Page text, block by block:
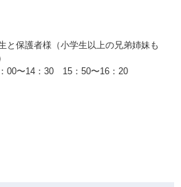
と保護者様（小学生以上の兄弟姉妹も
00〜14：30 15：50〜16：20